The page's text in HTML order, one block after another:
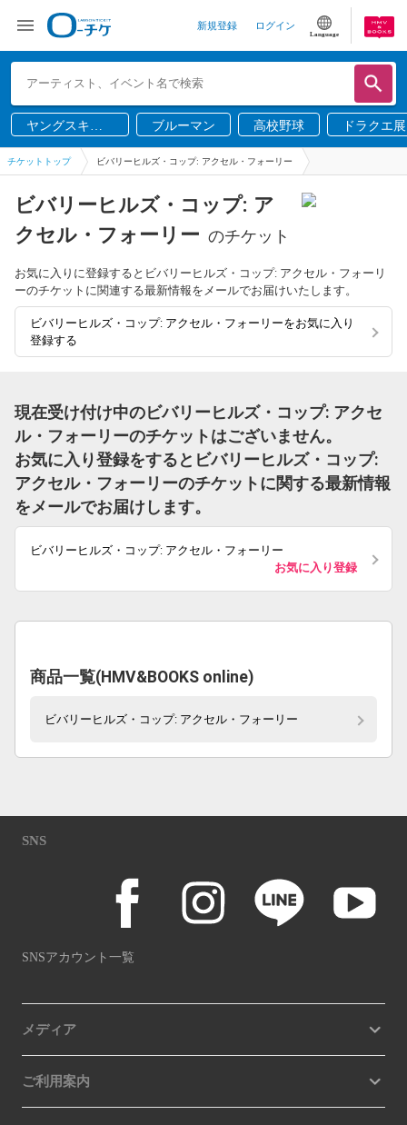
新規登録 ログイン
Language
ヤングスキニ
ー
ブルーマン 高校野球 ドラクエ展
チケットトップ ビバリーヒルズ・コップ: アクセル・フォーリー
ビバリーヒルズ・コップ: ア
クセル・フォーリー のチケット
お気に入りに登録するとビバリーヒルズ・コップ: アクセル・フォーリ
ーのチケットに関連する最新情報をメールでお届けいたします。
ビバリーヒルズ・コップ: アクセル・フォーリーをお気に入り
登録する
現在受け付け中のビバリーヒルズ・コップ: アクセ
ル・フォーリーのチケットはございません。
お気に入り登録をするとビバリーヒルズ・コップ:
アクセル・フォーリーのチケットに関する最新情報
をメールでお届けします。
ビバリーヒルズ・コップ: アクセル・フォーリー
お気に入り登録
商品一覧(HMV&BOOKS online)
ビバリーヒルズ・コップ: アクセル・フォーリー
SNS
SNSアカウント一覧
メディア
ご利用案内